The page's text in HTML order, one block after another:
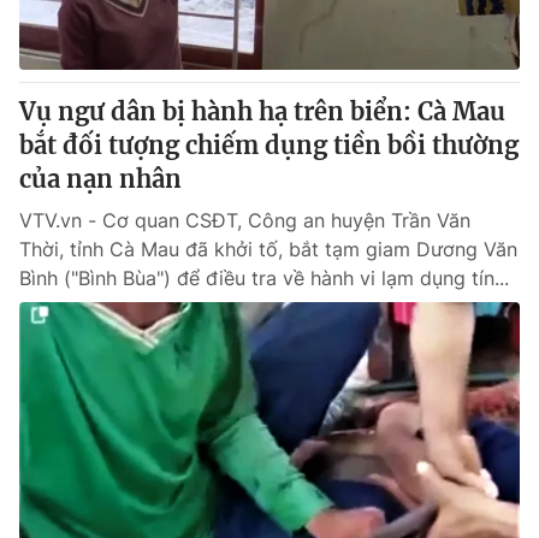
Vụ ngư dân bị hành hạ trên biển: Cà Mau
bắt đối tượng chiếm dụng tiền bồi thường
của nạn nhân
VTV.vn - Cơ quan CSĐT, Công an huyện Trần Văn
Thời, tỉnh Cà Mau đã khởi tố, bắt tạm giam Dương Văn
Bình ("Bình Bùa") để điều tra về hành vi lạm dụng tín...